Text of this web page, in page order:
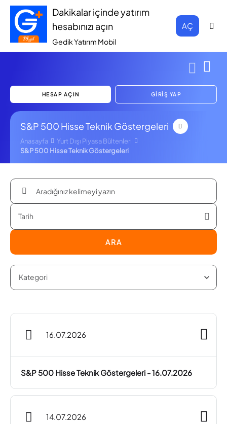
Dakikalar içinde yatırım
hesabınızı açın
Gedik Yatırım Mobil
AÇ
HESAP AÇIN GİRİŞ YAP
S&P 500 Hisse Teknik Göstergeleri
Anasayfa
Yurt Dışı Piyasa Bültenleri
S&P 500 Hisse Teknik Göstergeleri
ARA
16.07.2026
S&P 500 Hisse Teknik Göstergeleri - 16.07.2026
14.07.2026